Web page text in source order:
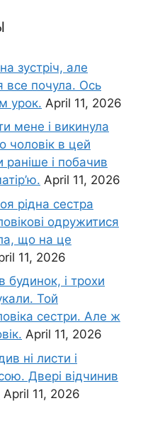
зустріч, але
все почула. Ось
урок. April 11, 2026
мене і викинула
чоловік в цей
і побачив
April 11, 2026
рідна сестра
одружитися
що на це
11, 2026
будинок, і трохи
Той
сестри. Але ж
April 11, 2026
ні листи і
Двері відчинив
April 11, 2026